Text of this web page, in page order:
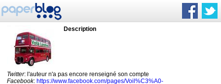
Description
Twitter: l'auteur n'a pas encore renseigné son compte
Facebook: https://www.facebook.com/pages/Voil%C3%A0-